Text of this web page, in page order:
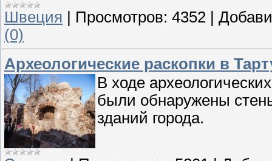
Швеция
Просмотров: 4352
(0)
Археологические раскопки в
В ходе
были обнаружены
зданий города.